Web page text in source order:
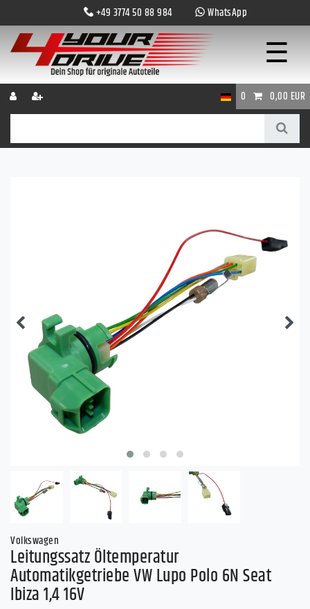
+49 3774 50 88 984 WhatsApp
☰
0 0,00 EUR
Volkswagen
Leitungssatz Öltemperatur
Automatikgetriebe VW Lupo Polo 6N Seat
Ibiza 1,4 16V